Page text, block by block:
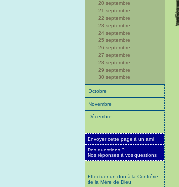
20 septembre
21 septembre
22 septembre
23 septembre
24 septembre
25 septembre
26 septembre
27 septembre
28 septembre
29 septembre
30 septembre
Octobre
Novembre
Décembre
Envoyer cette page à un ami
Des questions ?
Nos réponses à vos questions
Effectuer un don à la Confrérie
de la Mère de Dieu